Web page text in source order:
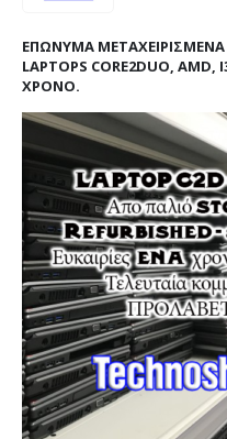
10.00€.
ΕΠΏΝΥΜΑ
LAPTOPS CORE2DUO,
ΧΡΌΝΟ.